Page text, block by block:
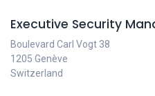
Executive Security
Boulevard Carl Vogt 38
1205 Genève
Switzerland